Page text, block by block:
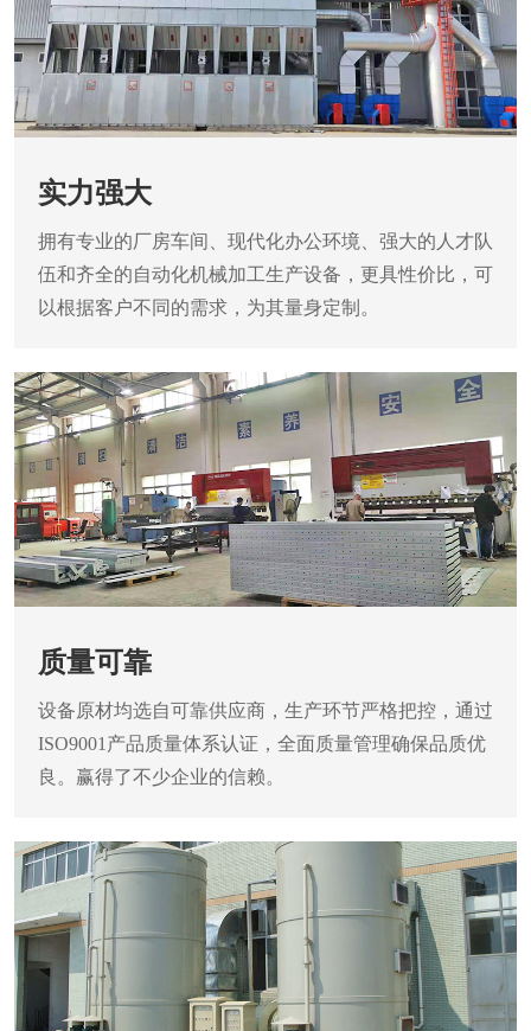
实力强大
拥有专业的厂房车间、现代化办公环境、强大的人才队
伍和齐全的自动化机械加工生产设备，更具性价比，可
以根据客户不同的需求，为其量身定制。
质量可靠
设备原材均选自可靠供应商，生产环节严格把控，通过
ISO9001产品质量体系认证，全面质量管理确保品质优
良。赢得了不少企业的信赖。